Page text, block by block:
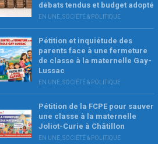
débats tendus et budget adopté
EN UNE SOCIÉTÉ & POLITIQUE
Pétition et inquiétude des
parents face à une fermeture
de classe à la maternelle Gay-
Lussac
EN UNE SOCIÉTÉ & POLITIQUE
Pétition de la FCPE pour sauver
une classe à la maternelle
Joliot-Curie à Châtillon
EN UNE SOCIÉTÉ & POLITIQUE